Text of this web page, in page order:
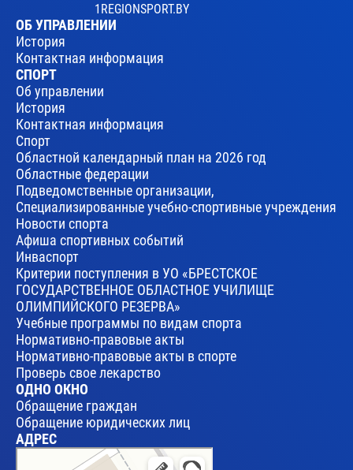
1REGIONSPORT.BY
ОБ УПРАВЛЕНИИ
История
Контактная информация
СПОРТ
Об управлении
История
Контактная информация
Спорт
Областной календарный план на 2026 год
Областные федерации
Подведомственные организации,
Специализированные учебно-спортивные учреждения
Новости спорта
Афиша спортивных событий
Инваспорт
Критерии поступления в УО «БРЕСТСКОЕ
ГОСУДАРСТВЕННОЕ ОБЛАСТНОЕ УЧИЛИЩЕ
ОЛИМПИЙСКОГО РЕЗЕРВА»
Учебные программы по видам спорта
Нормативно-правовые акты
Нормативно-правовые акты в спорте
Проверь свое лекарство
ОДНО ОКНО
Обращение граждан
Обращение юридических лиц
АДРЕС
Брест
Улица Леваневского, 17 — Яндекс Карты